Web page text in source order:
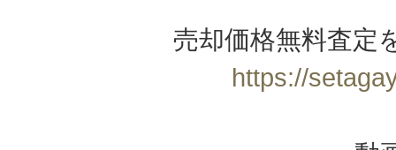
売却価格無料査定
https://